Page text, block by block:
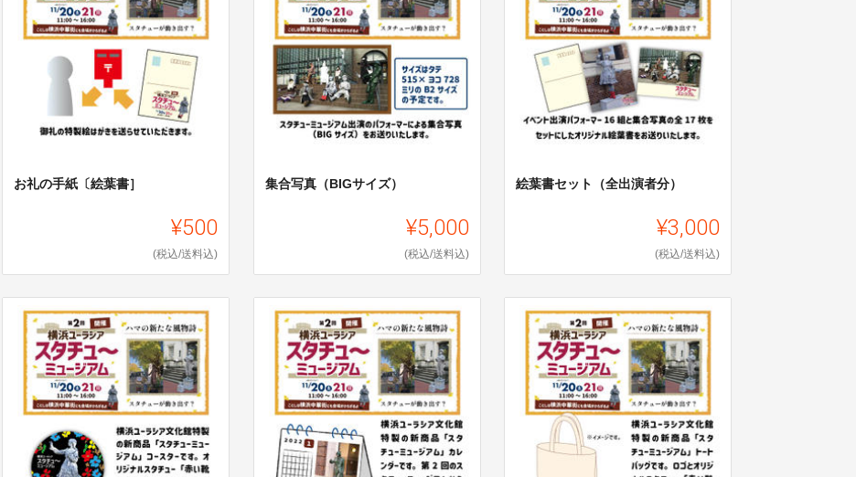
お礼の手紙〔絵葉書］
¥500
(税込/送料込)
集合写真（BIGサイズ）
¥5,000
(税込/送料込)
絵葉書セット（全出演者分）
¥3,000
(税込/送料込)